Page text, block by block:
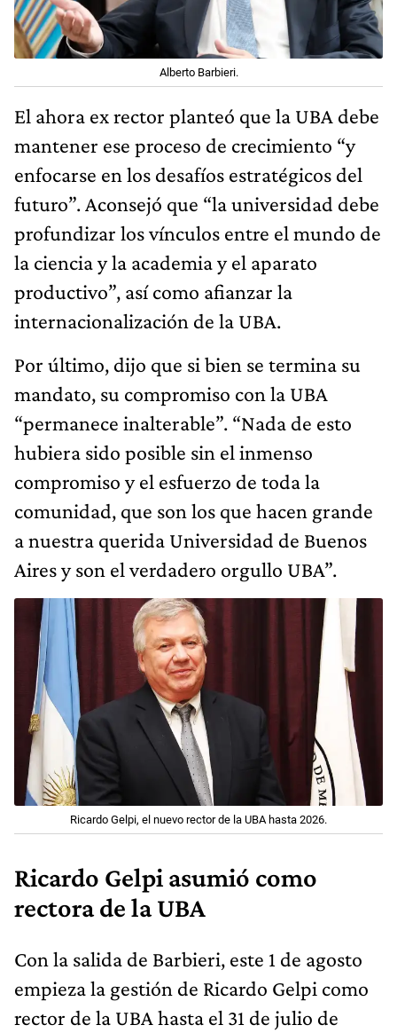
Alberto Barbieri.
El ahora ex rector planteó que la UBA debe
mantener ese proceso de crecimiento “y
enfocarse en los desafíos estratégicos del
futuro”. Aconsejó que “la universidad debe
profundizar los vínculos entre el mundo de
la ciencia y la academia y el aparato
productivo”, así como afianzar la
internacionalización de la UBA.
Por último, dijo que si bien se termina su
mandato, su compromiso con la UBA
“permanece inalterable”. “Nada de esto
hubiera sido posible sin el inmenso
compromiso y el esfuerzo de toda la
comunidad, que son los que hacen grande
a nuestra querida Universidad de Buenos
Aires y son el verdadero orgullo UBA”.
Ricardo Gelpi, el nuevo rector de la UBA hasta 2026.
Ricardo Gelpi asumió como
rectora de la UBA
Con la salida de Barbieri, este 1 de agosto
empieza la gestión de Ricardo Gelpi como
rector de la UBA hasta el 31 de julio de